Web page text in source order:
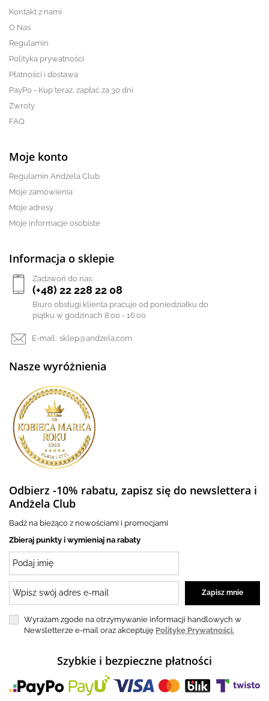
Kontakt z nami
O Nas
Regulamin
Polityka prywatności
Płatności i dostawa
PayPo - Kup teraz, zapłać za 30 dni
Zwroty
FAQ
Moje konto
Regulamin Andżela Club
Moje zamówienia
Moje adresy
Moje informacje osobiste
Informacja o sklepie
Zadzwoń do nas:
(+48) 22 228 22 08
Biuro obsługi klienta pracuje od poniedziałku do
piątku w godzinach 8:00 - 16:00
E-mail: sklep@andzela.com
Nasze wyróżnienia
Odbierz -10% rabatu, zapisz się do newslettera i
Andżela Club
Badź na bieżąco z nowościami i promocjami
Zbieraj punkty i wymieniaj na rabaty
Wyrażam zgode na otrzymywanie informacji handlowych w
Newsletterze e-mail oraz akceptuję Politykę Prywatności.
Szybkie i bezpieczne płatności